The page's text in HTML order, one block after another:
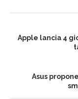
Apple lancia 4
Asus